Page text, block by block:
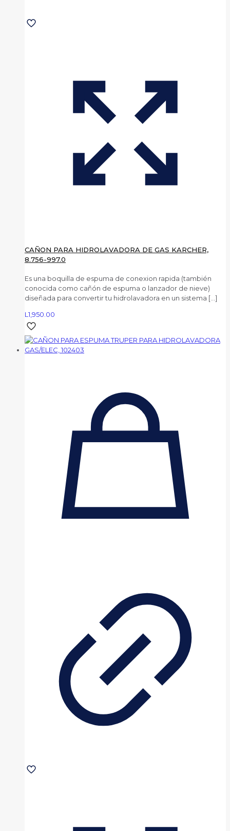
CAÑON PARA HIDROLAVADORA DE GAS KARCHER,
8.756-997.0
Es una boquilla de espuma de conexion rapida (también
conocida como cañón de espuma o lanzador de nieve)
diseñada para convertir tu hidrolavadora en un sistema […]
L 1,950.00